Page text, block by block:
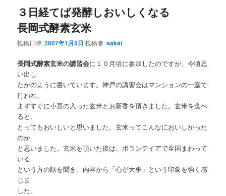
３日経てば発酵しおいしくなる
長岡式酵素玄米
投稿日時:2007年1月5日 投稿者:sakai
長岡式酵素玄米の講習会に１０月頃に参加したのですが、今頃思
い出し
たかのように書いています。神戸の講習会はマンションの一室で
行われ、
まずすぐに小豆の入った玄米とお新香を頂きました。玄米を食べ
ると、
とってもおいしいと思いました。玄米ってこんなにおいしかった
のか
と思いました。玄米を頂いた後は、ボランテイアで全国まわって
いる
という方の話を聞き、内容から「心が大事」という印象を強く感
じま
した。